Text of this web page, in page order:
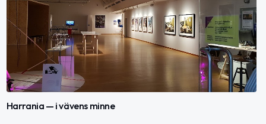
Harrania — i vävens minne